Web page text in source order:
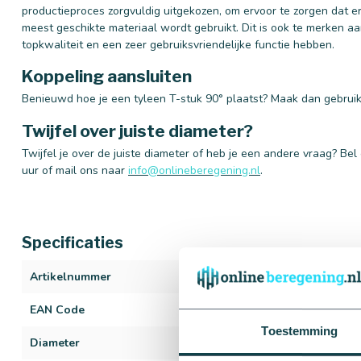
Toestemming
productieproces zorgvuldig uitgekozen, om ervoor te zorgen dat
meest geschikte materiaal wordt gebruikt. Dit is ook te merken
topkwaliteit en een zeer gebruiksvriendelijke functie hebben.
Koppeling aansluiten
Benieuwd hoe je een tyleen T-stuk 90° plaatst? Maak dan
Twijfel over juiste diameter?
Twijfel je over de juiste diameter of heb je een andere vraag?
uur of mail ons naar info@onlineberegening.nl.
Specificaties
Artikelnummer 98
EAN Code
Diameter